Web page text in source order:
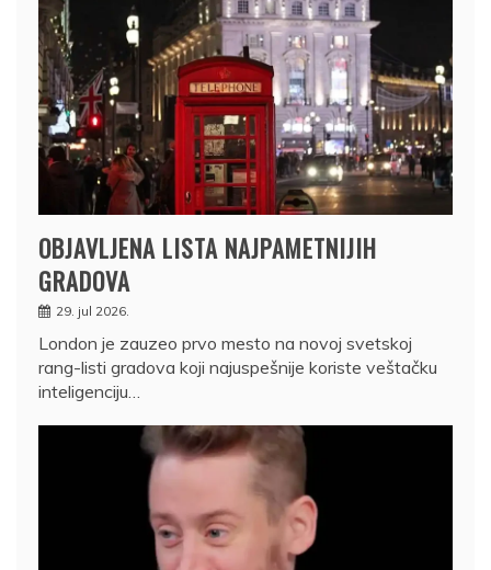
OBJAVLJENA LISTA NAJPAMETNIJIH
GRADOVA
29. jul 2026.
London je zauzeo prvo mesto na novoj svetskoj
rang-listi gradova koji najuspešnije koriste veštačku
inteligenciju…